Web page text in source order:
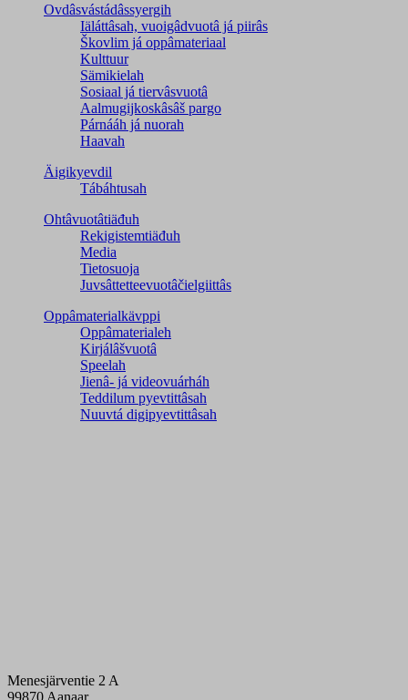
Ovdâsvástádâssyergih
Iäláttâsah, vuoigâdvuotâ já piirâs
Škovlim já oppâmateriaal
Kulttuur
Sämikielah
Sosiaal já tiervâsvuotâ
Aalmugijkoskâsâš pargo
Párnááh já nuorah
Haavah
Äigikyevdil
Tábáhtusah
Ohtâvuotâtiäđuh
Rekigistemtiäđuh
Media
Tietosuoja
Juvsâttetteevuotâčielgiittâs
Oppâmaterialkävppi
Oppâmaterialeh
Kirjálâšvuotâ
Speelah
Jienâ- já videovuárháh
Teddilum pyevtittâsah
Nuuvtá digipyevtittâsah
Menesjärventie 2 A
99870 Aanaar